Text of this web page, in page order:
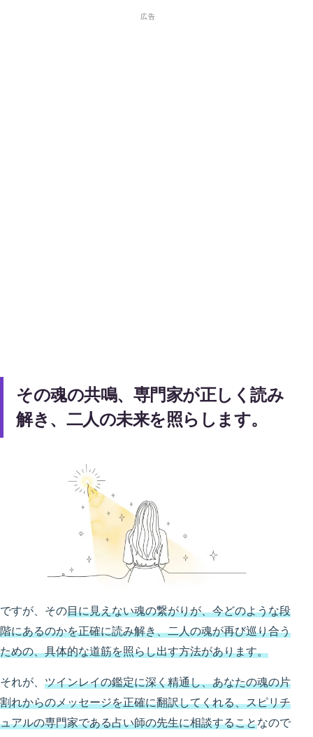
広告
その魂の共鳴、専門家が正しく読み
解き、二人の未来を照らします。
ですが、その目に見えない魂の繋がりが、今どのような段
階にあるのかを正確に読み解き、二人の魂が再び巡り合う
ための、具体的な道筋を照らし出す方法があります。
それが、 ツインレイの鑑定に深く精通し、あなたの魂の片
割れからのメッセージを正確に翻訳してくれる、スピリチ
ュアルの専門家である占い師の先生に相談することなので